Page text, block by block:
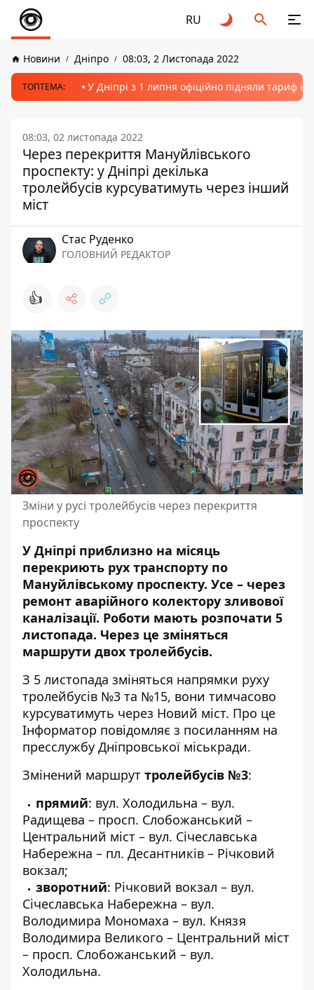
RU
Новини Дніпро 08:03, 2 Листопада 2022
ТОПТЕМА: У Дніпрі з 1 липня офіційно підняли тариф
08:03, 02 листопада 2022
Через перекриття Мануйлівського
проспекту: у Дніпрі декілька
тролейбусів курсуватимуть через інший
міст
Стас Руденко
ГОЛОВНИЙ РЕДАКТОР
👍
Зміни у русі тролейбусів через перекриття
проспекту
У Дніпрі приблизно на місяць
перекриють рух транспорту по
Мануйлівському проспекту. Усе – через
ремонт аварійного колектору зливової
каналізації. Роботи мають розпочати 5
листопада. Через це зміняться
маршрути двох тролейбусів.
З 5 листопада зміняться напрямки руху
тролейбусів №3 та №15, вони тимчасово
курсуватимуть через Новий міст. Про це
Інформатор повідомляє з посиланням на
пресслужбу Дніпровської міськради.
Змінений маршрут тролейбусів №3:
прямий: вул. Холодильна – вул.
Радищева – просп. Слобожанський –
Центральний міст – вул. Січеславська
Набережна – пл. Десантників – Річковий
вокзал;
зворотний: Річковий вокзал – вул.
Січеславська Набережна – вул.
Володимира Мономаха – вул. Князя
Володимира Великого – Центральний міст
– просп. Слобожанський – вул.
Холодильна.